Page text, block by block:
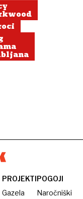
PROJEKTI
Gazela
POGOJI
Naročniški